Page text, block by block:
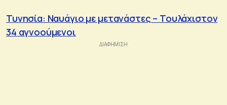
Τυνησία: Ναυάγιο με μετανάστες – Τουλάχιστον
34 αγνοούμενοι